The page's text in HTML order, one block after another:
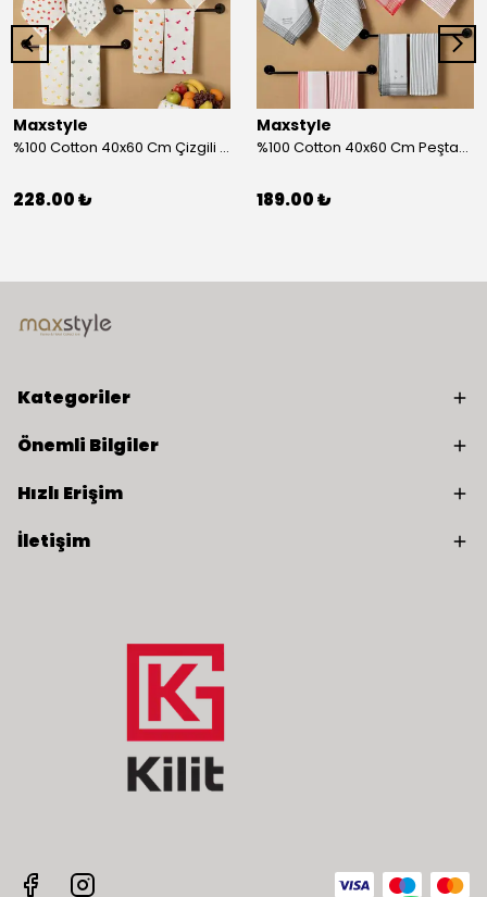
Maxstyle
%100 Cotton 40x60 Cm Çizgili Peştemal Kurulama Bezi 2 Li Set
228.00 ₺
Maxstyle
%100 Cotton 40x60 Cm Peştamal Kurulama Bezi 4 Lü Set
189.00 ₺
Kategoriler
Önemli Bilgiler
Hızlı Erişim
İletişim